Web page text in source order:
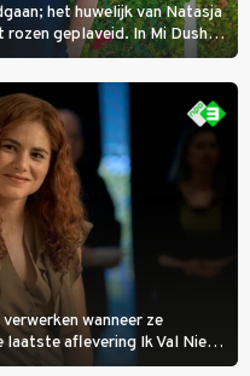
het huwelijk van Natasja
geplaveid. In Mi Dushi:
het showbizzkoppel mee
wanneer ze
laatste aflevering Ik Val Niet,
is op te geven, zelfs als ze